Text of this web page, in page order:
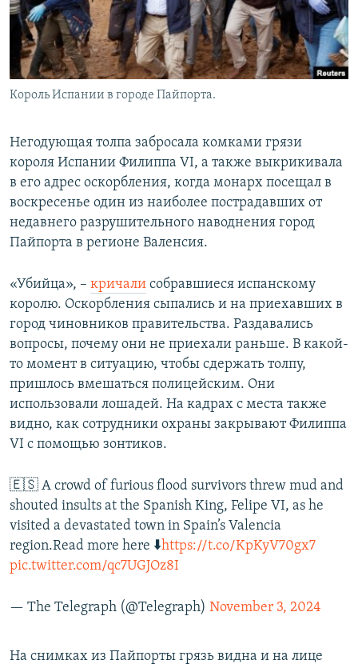
Король Испании в городе Пайпорта.
Негодующая толпа забросала комками грязи
короля Испании Филиппа VI, а также выкрикивала
в его адрес оскорбления, когда монарх посещал в
воскресенье один из наиболее пострадавших от
недавнего разрушительного наводнения город
Пайпорта в регионе Валенсия.
«Убийца», – кричали собравшиеся испанскому
королю. Оскорбления сыпались и на приехавших в
город чиновников правительства. Раздавались
вопросы, почему они не приехали раньше. В какой-
то момент в ситуацию, чтобы сдержать толпу,
пришлось вмешаться полицейским. Они
использовали лошадей. На кадрах с места также
видно, как сотрудники охраны закрывают Филиппа
VI с помощью зонтиков.
🇪🇸 A crowd of furious flood survivors threw mud and
shouted insults at the Spanish King, Felipe VI, as he
visited a devastated town in Spain’s Valencia
region.Read more here ⬇️https://t.co/KpKyV70gx7
pic.twitter.com/qc7UGJOz8I
— The Telegraph (@Telegraph) November 3, 2024
На снимках из Пайпорты грязь видна и на лице